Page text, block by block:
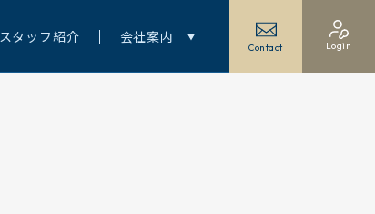
スタッフ紹介 会社案内
Contact Login